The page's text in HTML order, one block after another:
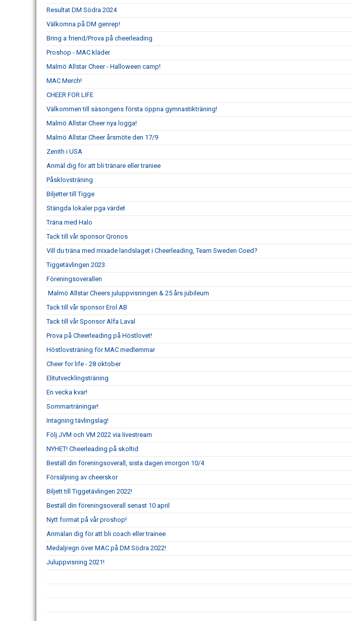
Resultat DM Södra 2024
Välkomna på DM genrep!
Bring a friend/Prova på cheerleading
Proshop - MAC kläder
Malmö Allstar Cheer - Halloween camp!
MAC Merch!
CHEER FOR LIFE
Välkommen till säsongens första öppna gymnastikträning!
Malmö Allstar Cheer nya logga!
Malmö Allstar Cheer årsmöte den 17/9
Zenith i USA
Anmäl dig för att bli tränare eller traniee
Påsklovsträning
Biljetter till Tigge
Stängda lokaler pga värdet
Träna med Halo
Tack till vår sponsor Qronos
Vill du träna med mixade landslaget i Cheerleading, Team Sweden Coed?
Tiggetävlingen 2023
Föreningsoverallen
Malmö Allstar Cheers juluppvisningen & 25 års jubileum
Tack till vår sponsor Erol AB
Tack till vår Sponsor Alfa Laval
Prova på Cheerleading på Höstlovet!
Höstlovsträning för MAC medlemmar
Cheer for life - 28 oktober
Elitutvecklingsträning
En vecka kvar!
Sommarträningar!
Intagning tävlingslag!
Följ JVM och VM 2022 via livestream
NYHET! Cheerleading på skoltid
Beställ din föreningsoverall, sista dagen imorgon 10/4
Försäljning av cheerskor
Biljett till Tiggetävlingen 2022!
Beställ din föreningsoverall senast 10 april
Nytt format på vår proshop!
Anmälan dig för att bli coach eller trainee
Medaljregn över MAC på DM Södra 2022!
Juluppvisning 2021!